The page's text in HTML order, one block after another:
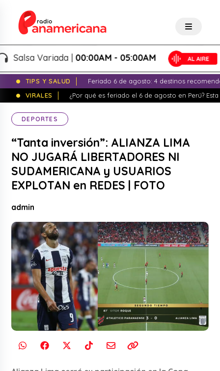
Variada |00:00AM - 05:00AM
TIPS Y SALUD
Feriado 6 de agosto: 4 destinos
VIRALES
¿Por qué es feriado el 6 de agosto en Perú?
DEPORTES
“Tanta inversión”: ALIANZA LIMA
NO JUGARÁ LIBERTADORES NI
SUDAMERICANA y USUARIOS
EXPLOTAN en REDES | FOTO
admin